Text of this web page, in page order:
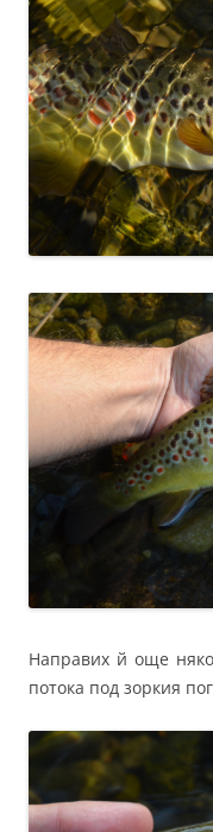
Направих й още
потока под зоркия